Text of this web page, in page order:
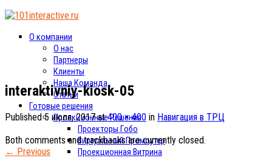
О компании
О нас
Партнеры
Клиенты
Наша Команда
Статьи
Готовые решения
Проекционные Решения
Проекторы Гобо
Виртуальный Промоутер
Проекционная Витрина
interaktivniy-kiosk-05
Published5 июля, 2017at400 × 400 in Навигация в ТРЦ
Both comments and trackbacks are currently closed.
← Previous